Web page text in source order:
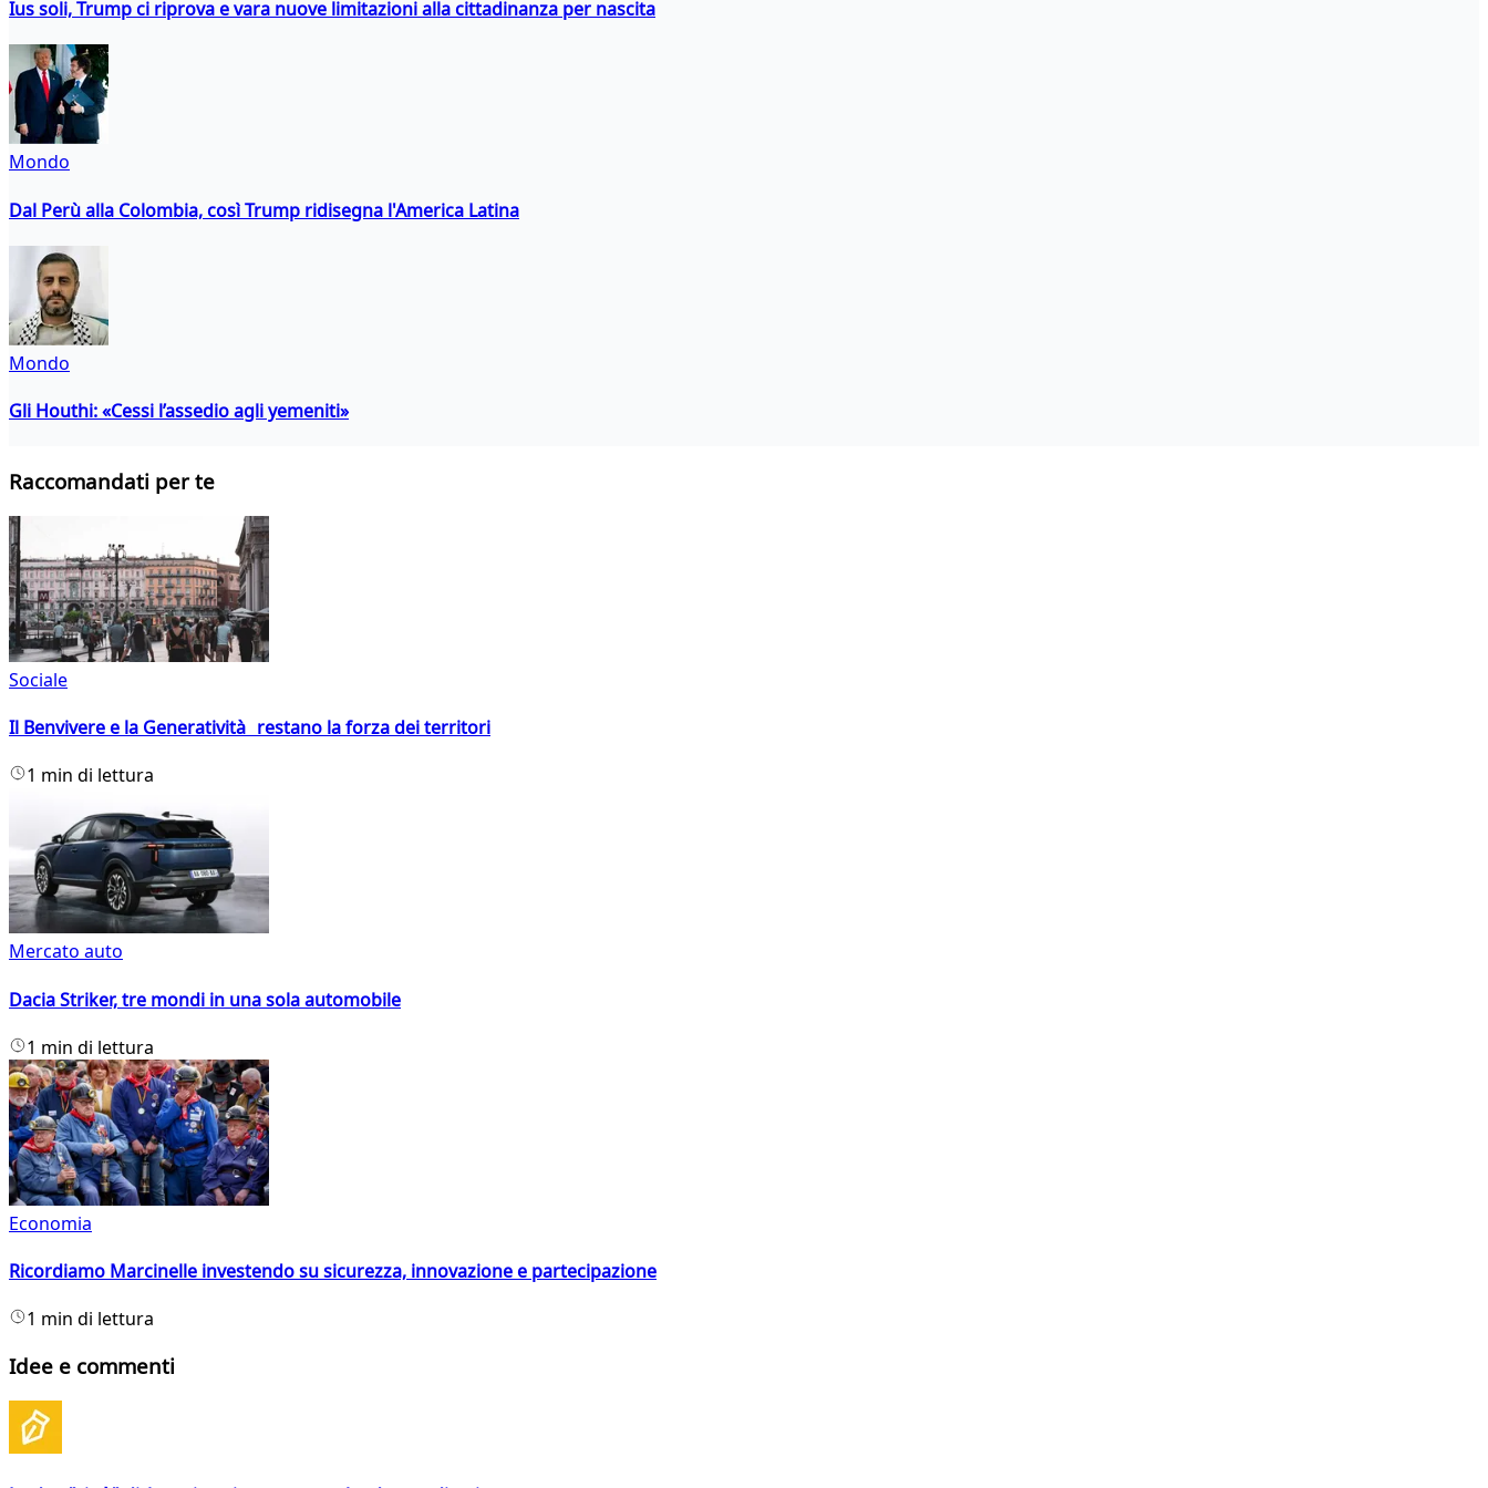
Ius soli, Trump ci riprova e vara nuove limitazioni alla cittadinanza per nascita
Mondo
Dal Perù alla Colombia, così Trump ridisegna l'America Latina
Mondo
Gli Houthi: «Cessi l’assedio agli yemeniti»
Raccomandati per te
Sociale
Il Benvivere e la Generatività restano la forza dei territori
1 min di lettura
Mercato auto
Dacia Striker, tre mondi in una sola automobile
1 min di lettura
Economia
Ricordiamo Marcinelle investendo su sicurezza, innovazione e partecipazione
1 min di lettura
Idee e commenti